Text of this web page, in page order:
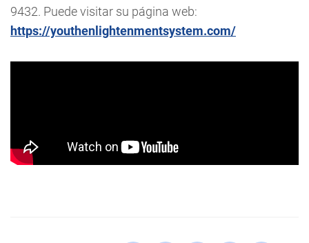
9432. Puede visitar su página web:
https://youthenlightenmentsystem.com/